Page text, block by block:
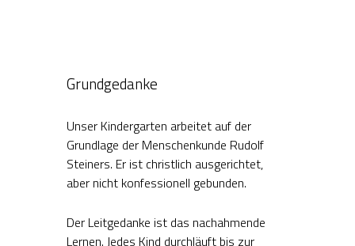
Grundgedanke
Unser Kindergarten arbeitet auf der
Grundlage der Menschenkunde Rudolf
Steiners. Er ist christlich ausgerichtet,
aber nicht konfessionell gebunden.
Der Leitgedanke ist das nachahmende
Lernen. Jedes Kind durchläuft bis zur